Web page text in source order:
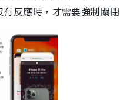
有反應時，才需要強制關閉